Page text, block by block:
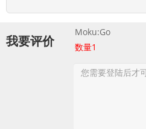
Moku:Go
数量1
我要评价